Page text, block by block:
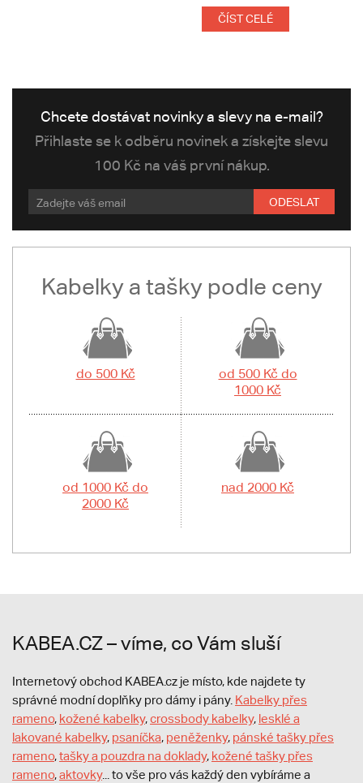
ČÍST CELÉ
Chcete dostávat novinky a slevy na e-mail?
Přihlaste se k odběru novinek a získejte slevu
100 Kč na váš první nákup.
ODESLAT
Kabelky a tašky podle ceny
do 500 Kč
od 500 Kč do
1000 Kč
od 1000 Kč do
2000 Kč
nad 2000 Kč
KABEA.CZ – víme, co Vám sluší
Internetový obchod KABEA.cz je místo, kde najdete ty
správné modní doplňky pro dámy i pány. Kabelky přes
rameno, kožené kabelky,crossbody kabelky, lesklé a
lakované kabelky, psaníčka, peněženky, pánské tašky přes
rameno,tašky a pouzdra na doklady, kožené tašky přes
rameno,aktovky... to vše pro vás každý den vybíráme a